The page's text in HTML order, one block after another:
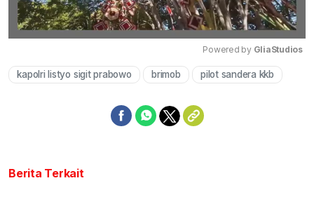
Mute
Powered by GliaStudios
kapolri listyo sigit prabowo brimob pilot sandera kkb
Berita Terkait